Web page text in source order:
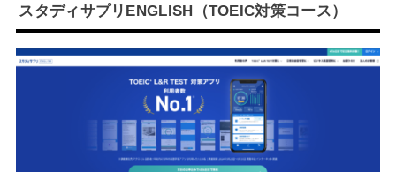
スタディサプリENGLISH（TOEIC対策コース）